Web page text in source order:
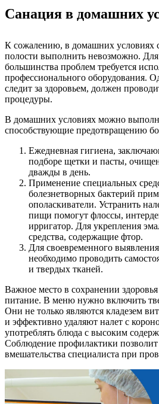
Санация в домашних
К сожалению, в домашних условиях
полости выполнить невозможно. Для
большинства проблем требуется
профессионального оборудования.
следит за здоровьем, должен
процедуры.
В домашних условиях можно
способствующие предотвращению
Ежедневная гигиена,
подборе щетки и пасты,
дважды в день.
Применение специальных
болезнетворных бактерий
ополаскиватели. Устранить
пищи помогут флоссы,
ирригатор. Для укрепления
средства, содержащие фтор.
Для своевременного
необходимо проводить
и твердых тканей.
Важное место в сохранении
питание. В меню нужно включить
Они не только являются кладезем
и эффективно удаляют налет с
употреблять блюда с высоким
Соблюдение профилактики позволит
вмешательства специалиста при